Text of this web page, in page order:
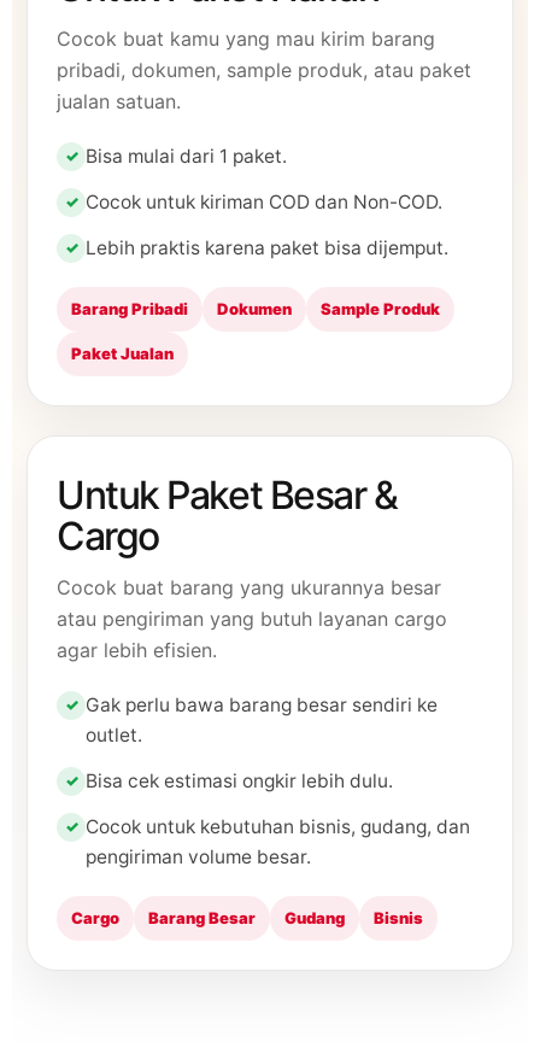
Cocok buat kamu yang mau kirim barang
pribadi, dokumen, sample produk, atau paket
jualan satuan.
Bisa mulai dari 1 paket.
Cocok untuk kiriman COD dan Non-COD.
Lebih praktis karena paket bisa dijemput.
Barang Pribadi Dokumen Sample Produk
Paket Jualan
Untuk Paket Besar &
Cargo
Cocok buat barang yang ukurannya besar
atau pengiriman yang butuh layanan cargo
agar lebih efisien.
Gak perlu bawa barang besar sendiri ke
outlet.
Bisa cek estimasi ongkir lebih dulu.
Cocok untuk kebutuhan bisnis, gudang, dan
pengiriman volume besar.
Cargo Barang Besar Gudang Bisnis